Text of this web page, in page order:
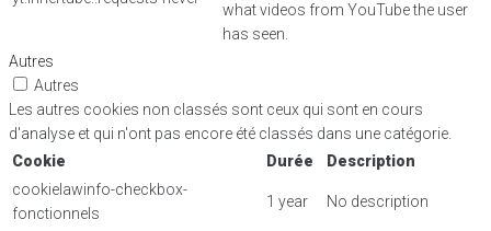
what videos from YouTube the user
has seen.
Autres
Autres
Les autres cookies non classés sont ceux qui sont en cours
d'analyse et qui n'ont pas encore été classés dans une catégorie.
Cookie
Durée
Description
cookielawinfo-checkbox-
fonctionnels
1 year No description